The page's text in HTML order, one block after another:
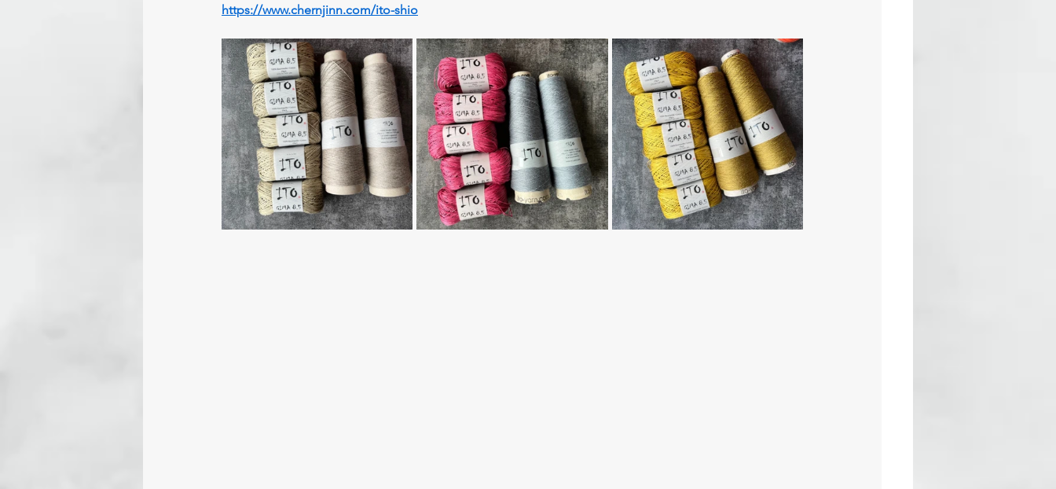
https://www.chernjinn.com/ito-shio